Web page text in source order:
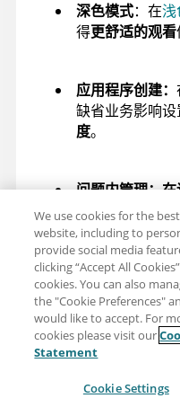
深色模式：在浅
得更舒适的观看
应用程序创建：
缺省业务影响设
度。
问题内管理：在
重性或状态。
报告：CSV 格
问题”列。更新
合规性报告 和策
欧盟数
（新）。
We use cookies for the
website, including to
provide social media
clicking “Accept All
cookies. You can also
the "Cookie Preferences"
would like to accept. For
cookies please visit our
Statement
Cookie Settings